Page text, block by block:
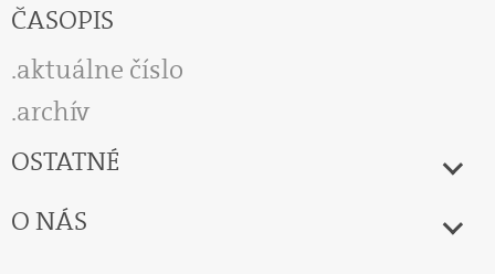
ČASOPIS
aktuálne číslo
archív
OSTATNÉ
O NÁS